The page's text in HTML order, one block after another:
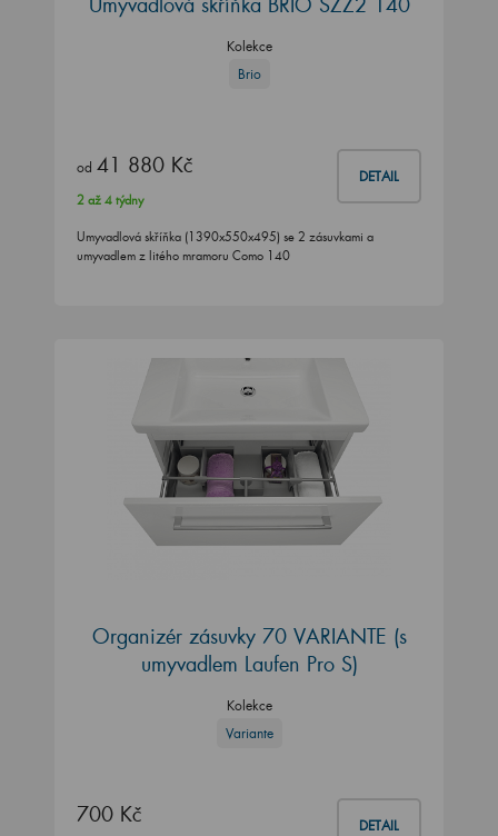
Kolekce
Brio
od 41 880 Kč DETAIL
2 až 4 týdny
Umyvadlová skříňka (1390x550x495) se 2 zásuvkami a
umyvadlem z litého mramoru Como 140
Organizér zásuvky 70 VARIANTE (s
umyvadlem Laufen Pro S)
Kolekce
Variante
700 Kč DETAIL